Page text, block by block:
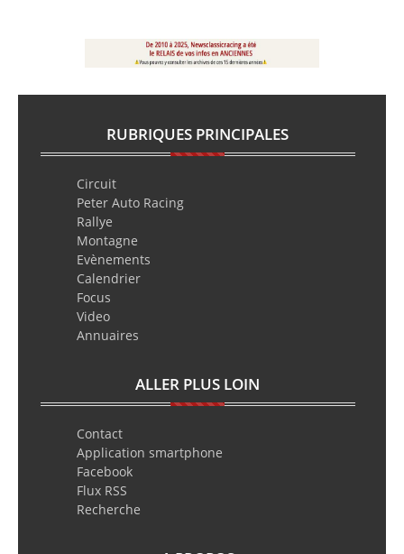
RUBRIQUES PRINCIPALES
Circuit
Peter Auto Racing
Rallye
Montagne
Evènements
Calendrier
Focus
Video
Annuaires
ALLER PLUS LOIN
Contact
Application smartphone
Facebook
Flux RSS
Recherche